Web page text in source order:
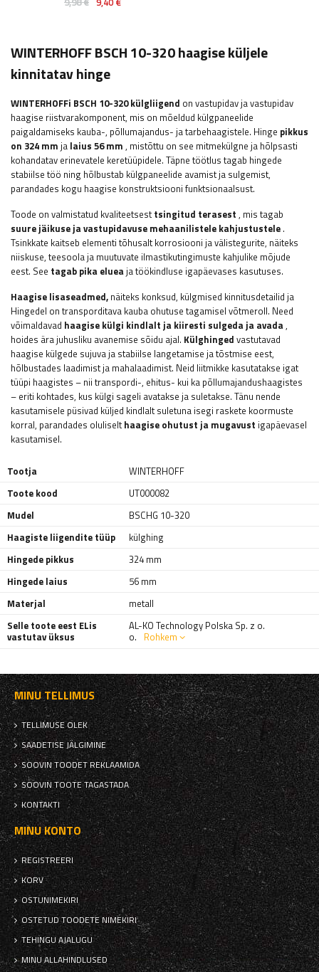
WINTERHOFF BSCH 10-320 haagise küljele
kinnitatav hinge
WINTERHOFFi BSCH 10-320 külgliigend on vastupidav ja vastupidav
haagise riistvarakomponent, mis on mõeldud külgpaneelide
paigaldamiseks kauba-, põllumajandus- ja tarbehaagistele. Hinge pikkus
on 324 mm ja laius 56 mm , mistõttu on see mitmekülgne ja hõlpsasti
kohandatav erinevatele keretüüpidele. Täpne töötlus tagab hingede
stabiilse töö ning hõlbustab külgpaneelide avamist ja sulgemist,
parandades kogu haagise konstruktsiooni funktsionaalsust.
Toode on valmistatud kvaliteetsesttsingitud terasest , mis tagab
suure jäikuse ja vastupidavuse mehaanilistele kahjustustele .
Tsinkkate kaitseb elementi tõhusalt korrosiooni ja välistegurite, näiteks
niiskuse, teesoola ja muutuvate ilmastikutingimuste kahjulike mõjude
eest. See tagab pika elueaja töökindluse igapäevases kasutuses.
Haagise lisaseadmed, näiteks konksud, külgmised kinnitusdetailid ja
Hingedel on transporditava kauba ohutuse tagamisel võtmeroll. Need
võimaldavad haagise külgi kindlalt ja kiiresti sulgeda ja avada,
hoides ära juhusliku avanemise sõidu ajal. Külghinged vastutavad
haagise külgede sujuva ja stabiilse langetamise ja tõstmise eest,
hõlbustades laadimist ja mahalaadimist. Neid liitmikke kasutatakse igat
tüüpi haagistes – nii transpordi-, ehitus- kui ka põllumajandushaagistes
– eriti kohtades, kus külgi sageli avatakse ja suletakse. Tänu nende
kasutamisele püsivad küljed kindlalt suletuna isegi raskete koormuste
korral, parandades oluliselthaagise ohutust ja mugavust igapäevasel
kasutamisel.
Tootja
WINTERHOFF
Toote kood
UT000082
Mudel
BSCHG 10-320
Haagiste liigendite tüüp
külghing
Hingede pikkus
324 mm
Hingede laius
56 mm
Materjal
metall
Selle toote eest ELis
vastutav üksus
AL-KO Technology Polska Sp. z o.
o. Rohkem
MINU TELLIMUS
TELLIMUSE OLEK
SAADETISE JÄLGIMINE
SOOVIN TOODET REKLAAMIDA
SOOVIN TOOTE TAGASTADA
KONTAKTI
MINU KONTO
REGISTREERI
KORV
OSTUNIMEKIRI
OSTETUD TOODETE NIMEKIRI
TEHINGU AJALUGU
MINU ALLAHINDLUSED